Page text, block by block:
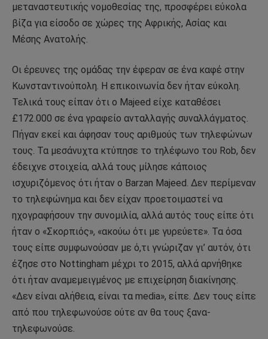
μεταναστευτικής νομοθεσίας της, προσφέρει εύκολα
βίζα για είσοδο σε χώρες της Αφρικής, Ασίας και
Μέσης Ανατολής.
Οι έρευνες της ομάδας την έφεραν σε ένα καφέ στην
Κωνσταντινούπολη. Η επικοινωνία δεν ήταν εύκολη.
Τελικά τους είπαν ότι ο Majeed είχε καταθέσει
£172.000 σε ένα γραφείο ανταλλαγής συναλλάγματος.
Πήγαν εκεί και άφησαν τους αριθμούς των τηλεφώνων
τους. Τα μεσάνυχτα κτύπησε το τηλέφωνο του Rob, δεν
έδειχνε στοιχεία, αλλά τους μίλησε κάποιος
ισχυριζόμενος ότι ήταν ο Barzan Majeed. Δεν περίμεναν
το τηλεφώνημα και δεν είχαν προετοιμαστεί να
ηχογραφήσουν την συνομιλία, αλλά αυτός τους είπε ότι
ήταν ο «Σκορπιός», «ακούω ότι με γυρεύετε». Τα όσα
τους είπε συμφωνούσαν με ό,τι γνώριζαν γι’ αυτόν, ότι
έζησε στο Nottingham μέχρι το 2015, αλλά αρνήθηκε
ότι ήταν αναμεμειγμένος με επιχείρηση διακίνησης.
«Δεν είναι αλήθεια, είναι τα media», είπε. Δεν τους είπε
από που τηλεφωνούσε ούτε αν θα τους ξανα-
τηλεφωνούσε.